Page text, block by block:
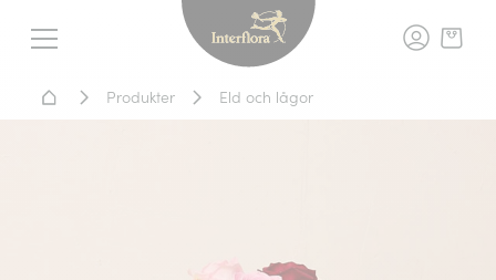
Meny
Interflora -
Hem - Blomsterleverans
Produkter Eld och lågor